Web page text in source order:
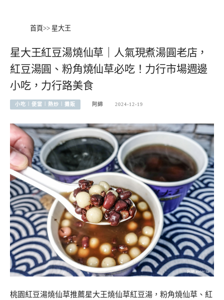
首頁>> 星大王
星大王紅豆湯燒仙草｜人氣現煮湯圓老店，
紅豆湯圓、粉角燒仙草必吃！力行市場週邊
小吃，力行路美食
小吃︱便當︱熱炒︱攤販 阿綿 2024-12-19
桃園紅豆湯燒仙草推薦星大王燒仙草紅豆湯，粉角燒仙草、紅